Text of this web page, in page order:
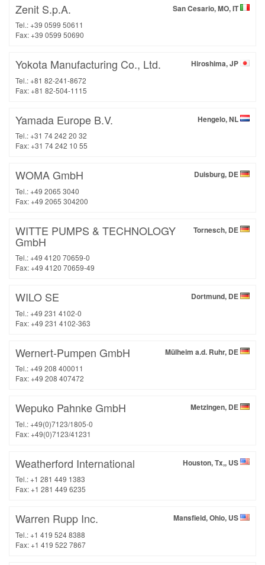
San Cesario, MO, IT
Zenit S.p.A.
Tel.: +39 0599 50611
Fax: +39 0599 50690
Hiroshima, JP
Yokota Manufacturing Co., Ltd.
Tel.: +81 82-241-8672
Fax: +81 82-504-1115
Hengelo, NL
Yamada Europe B.V.
Tel.: +31 74 242 20 32
Fax: +31 74 242 10 55
Duisburg, DE
WOMA GmbH
Tel.: +49 2065 3040
Fax: +49 2065 304200
Tornesch, DE
WITTE PUMPS & TECHNOLOGY
GmbH
Tel.: +49 4120 70659-0
Fax: +49 4120 70659-49
Dortmund, DE
WILO SE
Tel.: +49 231 4102-0
Fax: +49 231 4102-363
Mülheim a.d. Ruhr, DE
Wernert-Pumpen GmbH
Tel.: +49 208 400011
Fax: +49 208 407472
Metzingen, DE
Wepuko Pahnke GmbH
Tel.: +49(0)7123/1805-0
Fax: +49(0)7123/41231
Houston, Tx,, US
Weatherford International
Tel.: +1 281 449 1383
Fax: +1 281 449 6235
Mansfield, Ohio, US
Warren Rupp Inc.
Tel.: +1 419 524 8388
Fax: +1 419 522 7867